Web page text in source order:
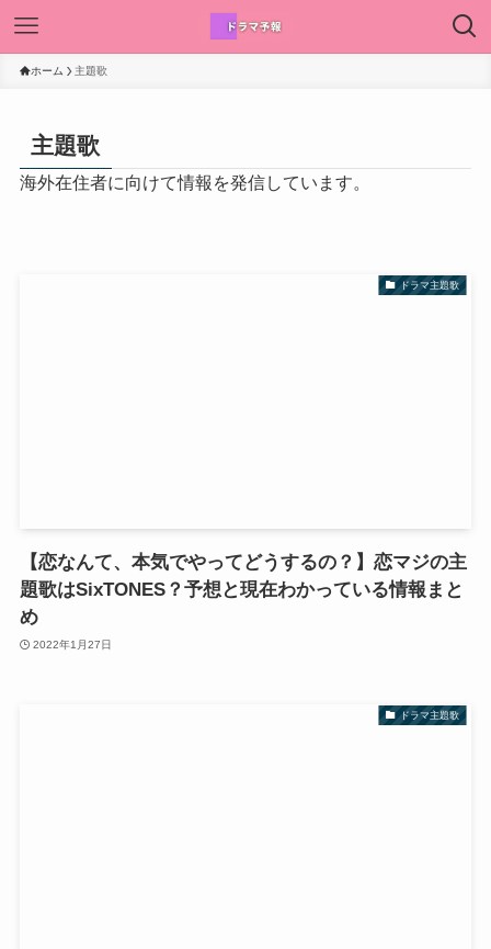
ホーム 主題歌
主題歌
海外在住者に向けて情報を発信しています。
ドラマ主題歌
【恋なんて、本気でやってどうするの？】恋マジの主
題歌はSixTONES？予想と現在わかっている情報まと
め
2022年1月27日
ドラマ主題歌